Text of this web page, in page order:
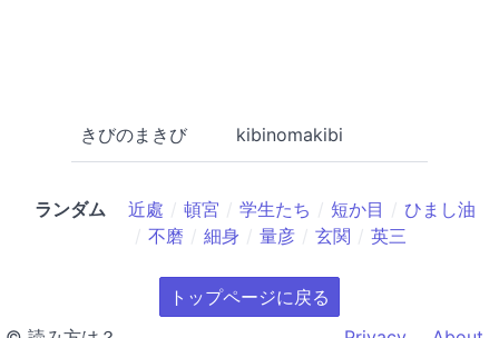
きびのまきび kibinomakibi
ランダム 近處 頓宮 学生たち 短か目
ひまし油
不磨
細身 量彦 玄関 英三
トップページに戻る